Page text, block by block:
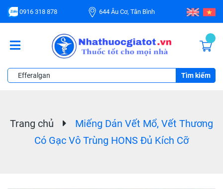
0916 318 878 644 Âu Cơ, Tân Bình
Tìm kiếm
Trang chủ
Miếng Dán Vết Mổ, Vết Thương
Có Gạc Vô Trùng HONS Đủ Kích Cỡ